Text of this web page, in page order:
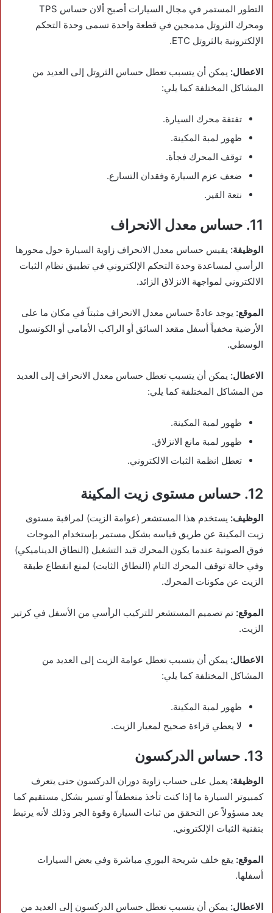
التطور المستمر في مجال السيارات أصبح ألان حساس TPS
ومحرك الثروتل مدمجين في قطعة واحدة تسمى وحدة التحكم
الإلكترونية بالثروتل ETC.
الاعطال: يمكن أن يتسبب تعطل حساس الثروتل إلى العديد من
المشاكل المختلفة كما يلي:
تفتفة محرك السيارة.
ظهور لمبة المكينة.
توقف المحرك فجأة.
ضعف عزم السيارة وفقدان التسارع.
نتعة القير.
11. حساس معدل الانحراف
الوظيفة: يقيس حساس معدل الانحراف زاوية السيارة حول محورها
الرأسي لمساعدة وحدة التحكم الإلكتروني في تطبيق نظام الثبات
الالكتروني لمواجهة الانزلاق الزائد.
الموقع: يوجد عادةً حساس معدل الانحراف مثبتاً في مكان ما على
الأرضية مخفياً أسفل مقعد السائق أو الراكب الأمامي أو الكونسول
الوسطي.
الاعطال: يمكن أن يتسبب تعطل حساس معدل الانحراف إلى العديد
من المشاكل المختلفة كما يلي:
ظهور لمبة المكينة.
ظهور لمبة مانع الانزلاق.
تعطل انظمة الثبات الالكتروني.
12. حساس مستوى زيت المكينة
الوظيف: يستخدم هذا المستشعر (عوامة الزيت) لمراقبة مستوى
زيت المكينة عن طريق قياسه بشكل مستمر بإستخدام الموجات
فوق الصوتية عندما يكون المحرك قيد التشغيل (النطاق الديناميكي)
وفي حالة توقف المحرك التام (النطاق الثابت) لمنع انقطاع طبقة
الزيت عن مكونات المحرك.
الموقع: تم تصميم المستشعر للتركيب الرأسي من الأسفل في كرتير
الزيت.
الاعطال: يمكن أن يتسبب تعطل عوامة الزيت إلى العديد من
المشاكل المختلفة كما يلي:
ظهور لمبة المكينة.
لا يعطي قراءة صحيح لمعيار الزيت.
13. حساس الدركسون
الوظيفة: يعمل على حساب زاوية دوران الدركسون حتى يتعرف
كمبيوتر السيارة ما إذا كنت تأخذ منعطفاً أو تسير بشكل مستقيم كما
يعد مسؤولاً عن التحقق من ثبات السيارة وقوة الجر وذلك لأنه يرتبط
بتقنية الثبات الإلكتروني.
الموقع: يقع خلف شريحة البوري مباشرة وفي بعض السيارات
أسفلها.
الاعطال: يمكن أن يتسبب تعطل حساس الدركسون إلى العديد من